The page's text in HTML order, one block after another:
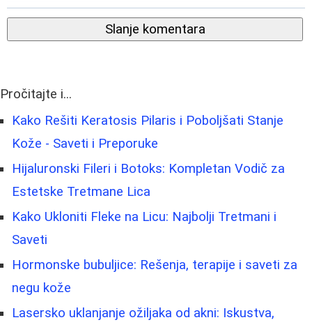
Slanje komentara
Pročitajte i...
Kako Rešiti Keratosis Pilaris i Poboljšati Stanje
Kože - Saveti i Preporuke
Hijaluronski Fileri i Botoks: Kompletan Vodič za
Estetske Tretmane Lica
Kako Ukloniti Fleke na Licu: Najbolji Tretmani i
Saveti
Hormonske bubuljice: Rešenja, terapije i saveti za
negu kože
Lasersko uklanjanje ožiljaka od akni: Iskustva,